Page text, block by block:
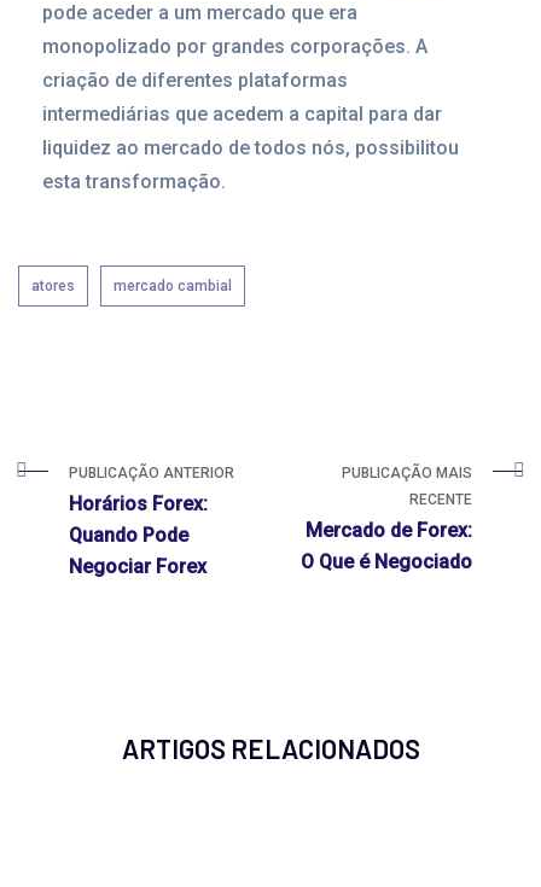
pode aceder a um mercado que era
monopolizado por grandes corporações. A
criação de diferentes plataformas
intermediárias que acedem a capital para dar
liquidez ao mercado de todos nós, possibilitou
esta transformação.
atores mercado cambial
PUBLICAÇÃO ANTERIOR
Horários Forex:
Quando Pode
Negociar Forex
PUBLICAÇÃO MAIS
RECENTE
Mercado de Forex:
O Que é Negociado
ARTIGOS RELACIONADOS